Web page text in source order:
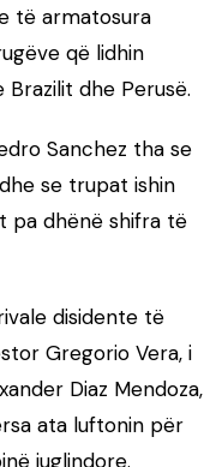
të armatosura
që lidhin
dhe Perusë.
Sanchez tha se
se trupat ishin
pa dhënë shifra të
disidente të
Gregorio Vera, i
Diaz Mendoza,
ata luftonin për
juglindore.